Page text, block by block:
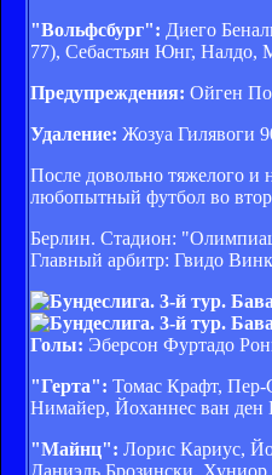
"Вольфсбург": Диего
77), Себастьян Юнг, Налдо,
Предупреждения: Ойген
Удаление: Жозуа Гилявоги
После довольно тяжелого и
любопытный футбол во
Берлин. Стадион:
Главный арбитр: Гвидо
Голы: Эберсон Фуртадо
"Герта": Томас Крафт,
Нимайер, Йоханнес ван
"Майнц": Лорис Кариус,
Даниэль Брозински,